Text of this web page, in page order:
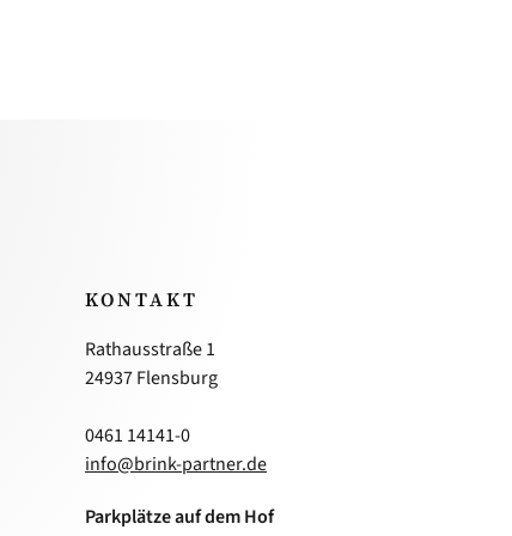
KONTAKT
Rathausstraße 1
24937 Flensburg
0461 14141-0
info@brink-partner.de
Parkplätze auf dem Hof